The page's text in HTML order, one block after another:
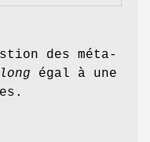
des méta-
long égal à une